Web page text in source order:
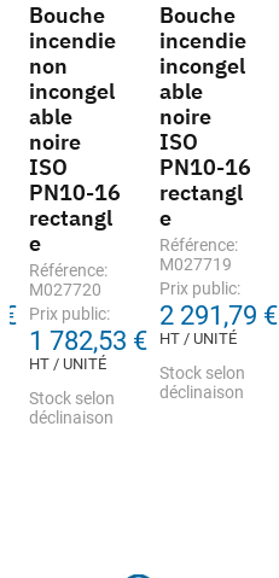
Bouche
incendie
non
incongel
able
noire
ISO
PN10-16
rectangl
e
Référence:
M027720
Prix public:
1 782,53 €
HT / UNITÉ
Stock selon
déclinaison
Bouche
incendie
incongel
able
noire
ISO
PN10-16
rectangl
e
Référence:
M027719
Prix public:
2 291,79 €
HT / UNITÉ
Stock selon
déclinaison